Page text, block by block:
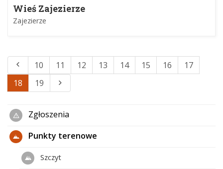
Wieś Zajezierze
Zajezierze
10 11 12 13 14 15 16
17
18
19
Zgłoszenia
Punkty terenowe
Szczyt